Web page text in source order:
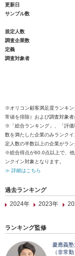
更新日
サンプル数
規定人数
調査企業数
定義
調査対象者
※オリコン顧客満足度ランキ
常値を排除）および調査対象
※「総合ランキング」、「評価
数を満たした企業のみランク
定人数の半数以上の企業がラン
※総合得点が60.0点以上で、他
ンクイン対象となります。
≫ 詳細はこちら
過去ランキング
2024年
2023年
ランキング監修
慶應義
（非常勤